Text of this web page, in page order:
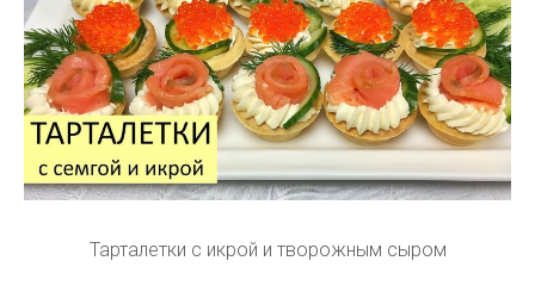
Тарталетки с икрой и творожным сыром